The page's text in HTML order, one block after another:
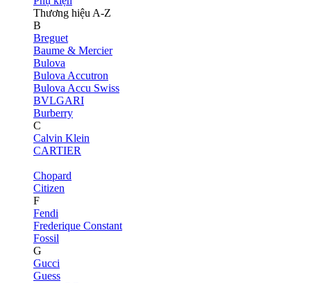
Thương hiệu A-Z
B
Breguet
Baume & Mercier
Bulova
Bulova Accutron
Bulova Accu Swiss
BVLGARI
Burberry
C
Calvin Klein
CARTIER
Chopard
Citizen
F
Fendi
Frederique Constant
Fossil
G
Gucci
Guess